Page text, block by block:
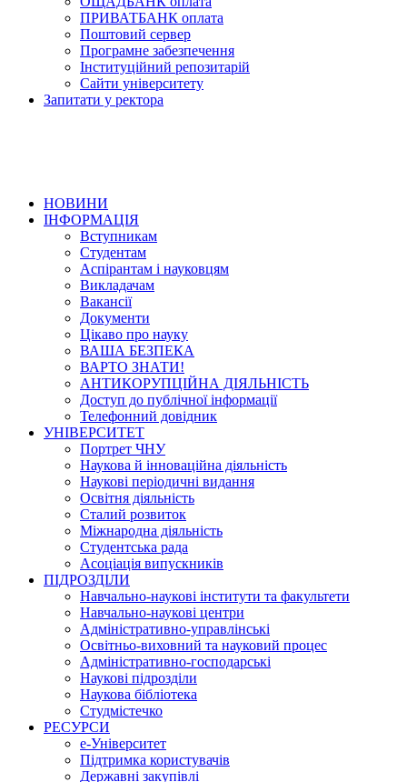
ПРИВАТБАНК оплата
Поштовий сервер
Програмне забезпечення
Інституційний репозитарій
Сайти університету
Запитати у ректора
НОВИНИ
ІНФОРМАЦІЯ
Вступникам
Студентам
Аспірантам і науковцям
Викладачам
Вакансії
Документи
Цікаво про науку
ВАША БЕЗПЕКА
ВАРТО ЗНАТИ!
АНТИКОРУПЦІЙНА ДІЯЛЬНІСТЬ
Доступ до публічної інформації
Телефонний довідник
УНІВЕРСИТЕТ
Портрет ЧНУ
Наукова й інноваційна діяльність
Наукові періодичні видання
Освітня діяльність
Сталий розвиток
Міжнародна діяльність
Студентська рада
Асоціація випускників
ПІДРОЗДІЛИ
Навчально-наукові інститути та факультети
Навчально-наукові центри
Адміністративно-управлінські
Освітньо-виховний та науковий процес
Адміністративно-господарські
Наукові підрозділи
Наукова бібліотека
Студмістечко
РЕСУРСИ
е-Університет
Підтримка користувачів
Державні закупівлі